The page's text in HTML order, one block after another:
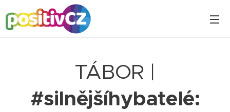
TÁBOR |
#silnějšíhybatelé: